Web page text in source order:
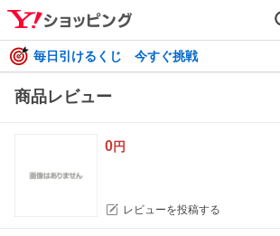
毎日引けるくじ 今すぐ挑戦
商品レビュー
0円
レビューを投稿する